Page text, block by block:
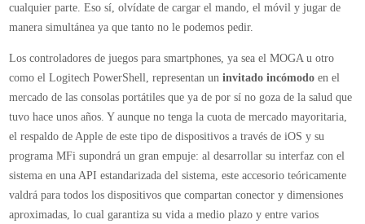
tuvo hace unos años. Y aunque no tenga la cuota de mercado mayoritaria,
el respaldo de Apple de este tipo de dispositivos a través de iOS y su
sistema en una API estandarizada del sistema, este accesorio teóricamente
valdrá para todos los dispositivos que compartan conector y dimensiones
aproximadas, lo cual garantiza su vida a medio plazo y entre varios
modelos.
En resumidas cuentas, si buscas otra manera de jugar a juegos en tu iPhone
o iPod de última generación, echa un vistazo a MOGA. Ten en cuenta la
(posiblemente solucionable) falta de precisión en los mandos analógicos y
la falta de vibración reforzada, pero por otra parte, valora las horas extra